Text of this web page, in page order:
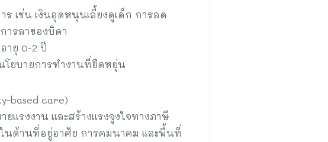
เช่น เงินอุดหนุนเลี้ยงดูเด็ก การลด
ารลาของบิดา
ายุ 0-2 ปี
โยบายการทำงานที่ยืดหยุ่น
based care)
แรงงาน และสร้างแรงจูงใจทางภาษี
นด้านที่อยู่อาศัย การคมนาคม และพื้นที่